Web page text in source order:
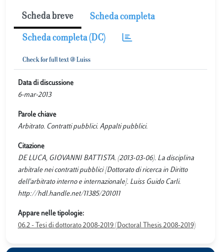
Scheda breve Scheda completa
Scheda completa (DC)
Data di discussione
6-mar-2013
Parole chiave
Arbitrato. Contratti pubblici. Appalti pubblici.
Citazione
DE LUCA, GIOVANNI BATTISTA. (2013-03-06). La disciplina
arbitrale nei contratti pubblici [Dottorato di ricerca in Diritto
dell'arbitrato interno e internazionale]. Luiss Guido Carli.
http://hdl.handle.net/11385/201011
Appare nelle tipologie:
06.2 - Tesi di dottorato 2008-2019 (Doctoral Thesis 2008-2019)